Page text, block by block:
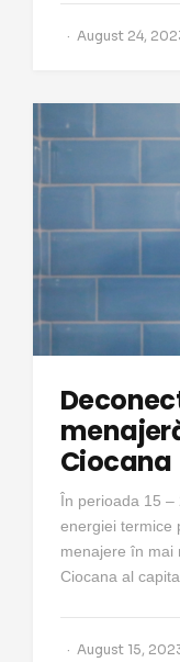
August 24,
Ciocana
În perioada 15 –
energiei termice
menajere în mai
Ciocana al
August 15,